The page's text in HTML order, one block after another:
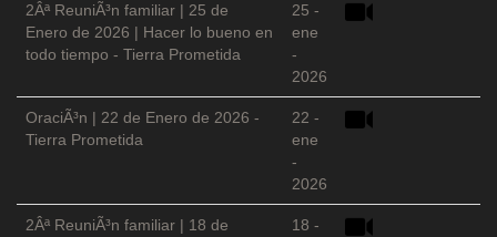
2Âª ReuniÃ³n familiar | 25 de
Enero de 2026 | Hacer lo bueno en
todo tiempo - Tierra Prometida
25 -
ene
-
2026
OraciÃ³n | 22 de Enero de 2026 -
Tierra Prometida
22 -
ene
-
2026
2Âª ReuniÃ³n familiar | 18 de
18 -